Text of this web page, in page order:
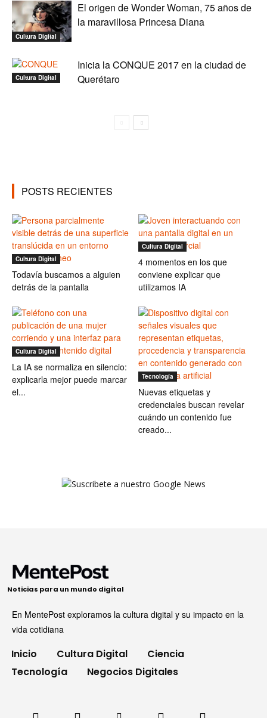
Cultura Digital
El origen de Wonder Woman, 75 años de
la maravillosa Princesa Diana
Cultura Digital
Inicia la CONQUE 2017 en la ciudad de
Querétaro
POSTS RECIENTES
Cultura Digital
Todavía buscamos a alguien
detrás de la pantalla
Cultura Digital
4 momentos en los que
conviene explicar que
utilizamos IA
Cultura Digital
La IA se normaliza en silencio:
explicarla mejor puede marcar
el...
Tecnología
Nuevas etiquetas y
credenciales buscan revelar
cuándo un contenido fue
creado...
Noticias para un mundo digital
En MentePost exploramos la cultura digital y su impacto en la
vida cotidiana
Inicio Cultura Digital
Ciencia
Tecnología
Negocios Digitales